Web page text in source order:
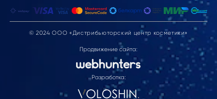
© 2024 ООО «Дистрибьюторский центр косметики»
Продвижение сайта:
Разработка: